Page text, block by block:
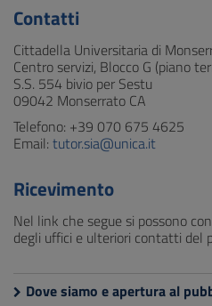
Contatti
Cittadella Universitaria di
Centro servizi, Blocco G (piano
S.S. 554 bivio per Sestu
09042 Monserrato CA
Telefono: +39 070 675 4625
Email: tutor.sia@unica.it
Ricevimento
Nel link che segue si possono
degli uffici e ulteriori contatti del
Dove siamo e apertura al